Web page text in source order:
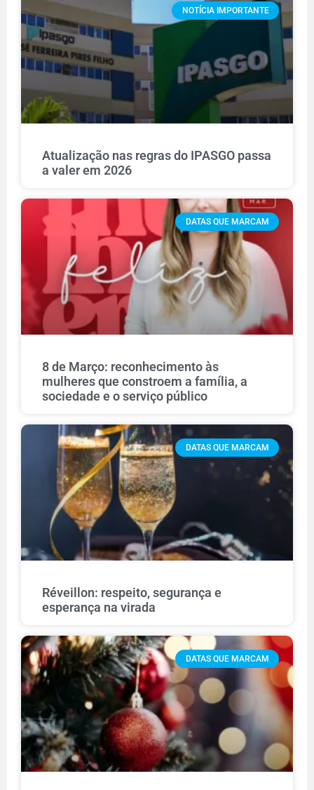
NOTÍCIA IMPORTANTE
Atualização nas regras do IPASGO passa
a valer em 2026
DATAS QUE MARCAM
8 de Março: reconhecimento às
mulheres que constroem a família, a
sociedade e o serviço público
DATAS QUE MARCAM
Réveillon: respeito, segurança e
esperança na virada
DATAS QUE MARCAM